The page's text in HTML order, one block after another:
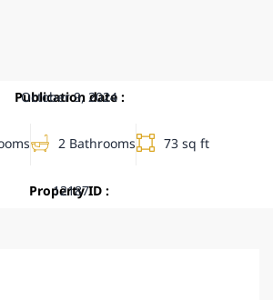
Publication date :
October 9, 2024
2 Bathrooms 73 sq ft
Property ID :
12187